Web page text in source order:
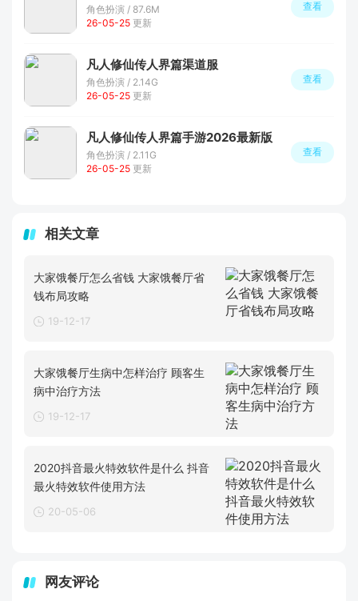
角色扮演 / 87.6M
26-05-25 更新
查看
凡人修仙传人界篇渠道服
角色扮演 / 2.14G
26-05-25 更新
查看
凡人修仙传人界篇手游2026最新版
角色扮演 / 2.11G
26-05-25 更新
查看
相关文章
大家饿餐厅怎么省钱 大家饿餐厅省
钱布局攻略
19-12-17
大家饿餐厅生病中怎样治疗 顾客生
病中治疗方法
19-12-17
2020抖音最火特效软件是什么 抖音
最火特效软件使用方法
20-05-06
网友评论